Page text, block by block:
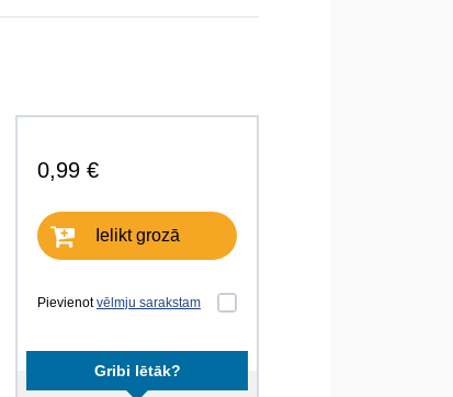
0,99 €
Ielikt grozā
Pievienotvēlmju sarakstam
Gribi lētāk?